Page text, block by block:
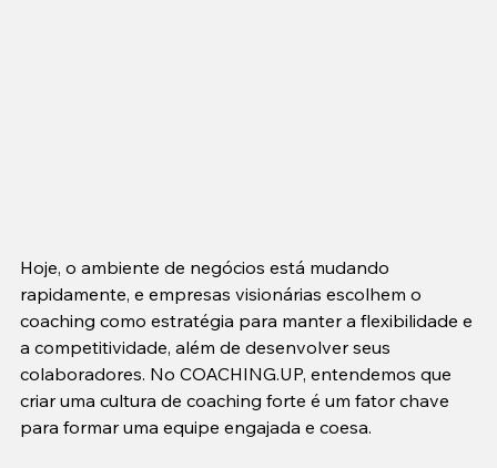
Hoje, o ambiente de negócios está mudando
rapidamente, e empresas visionárias escolhem o
coaching como estratégia para manter a flexibilidade e
a competitividade, além de desenvolver seus
colaboradores. No COACHING.UP, entendemos que
criar uma cultura de coaching forte é um fator chave
para formar uma equipe engajada e coesa.